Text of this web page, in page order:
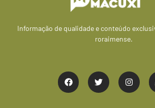
Informação de qualidade e conteúdo
roraimense.